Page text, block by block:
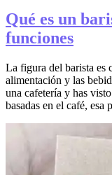
Qué es un
funciones
La figura del barista es
alimentación y las
una cafetería y has
basadas en el café, esa